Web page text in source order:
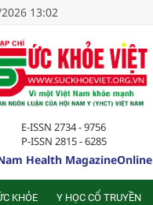
13:02
E-ISSN 2734 - 9756
P-ISSN 2815 - 6285
Health MagazineOnline
KHỎE Y HỌC CỔ TRUYỀN